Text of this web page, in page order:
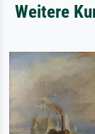
Weitere